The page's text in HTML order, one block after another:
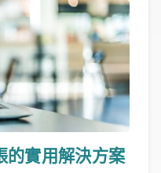
的實用解決方案